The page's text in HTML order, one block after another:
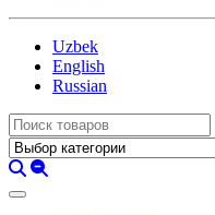
Uzbek
English
Russian